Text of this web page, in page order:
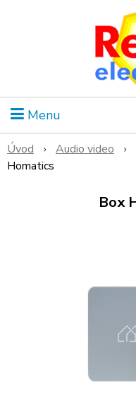
Menu
Úvod Audio video
Homatics
Box